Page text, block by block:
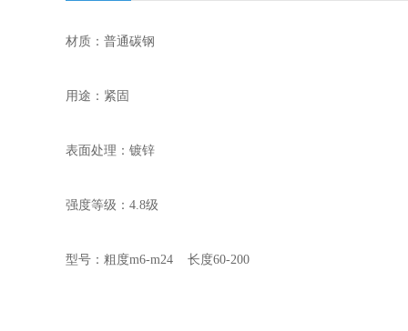
材质：普通碳钢
用途：紧固
表面处理：镀锌
强度等级：4.8级
型号：粗度m6-m24 长度60-200